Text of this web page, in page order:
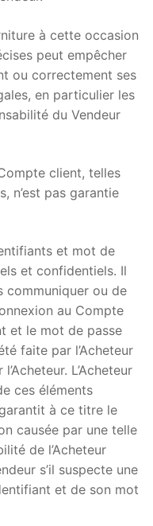
à cette occasion
peut empêcher
ou correctement ses
en particulier les
du Vendeur
client, telles
n’est pas garantie
et mot de
et confidentiels. Il
communiquer ou de
au Compte
et le mot de passe
faite par l’Acheteur
L’Acheteur
ces éléments
à ce titre le
causée par une telle
de l’Acheteur
s’il suspecte une
et de son mot